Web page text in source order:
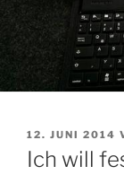
AM
12. JUNI 2014
Ich will